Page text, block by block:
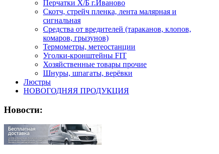
Перчатки Х/Б г.Иваново
Скотч, стрейч пленка, лента малярная и
сигнальная
Средства от вредителей (тараканов, клопов,
комаров, грызунов)
Термометры, метеостанции
Уголки-кронштейны FIT
Хозяйственные товары прочие
Шнуры, шпагаты, верёвки
Люстры
НОВОГОДНЯЯ ПРОДУКЦИЯ
Новости: